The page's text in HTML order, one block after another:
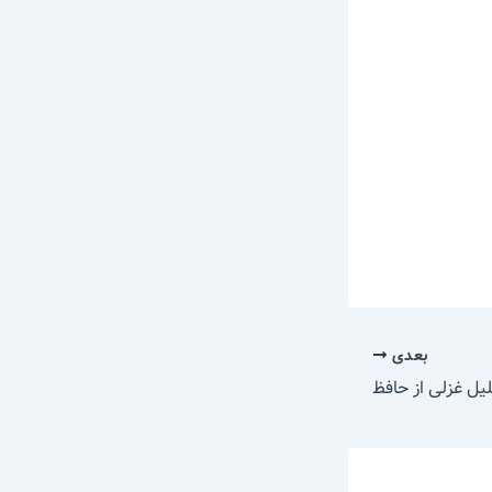
بعدی
غزلی از حافظ